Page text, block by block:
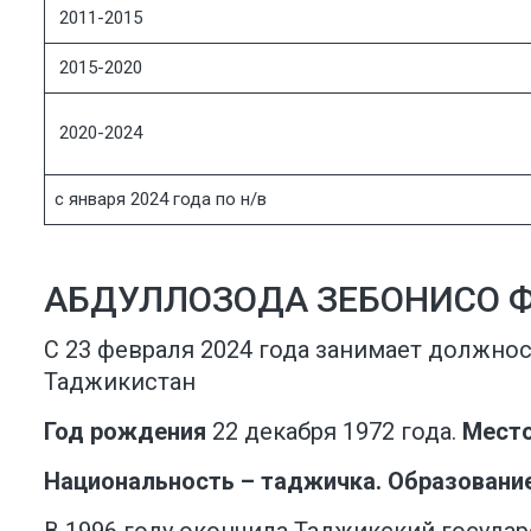
2011-2015
2015-2020
2020-2024
с января 2024 года по н/в
АБДУЛЛОЗОДА ЗЕБОНИСО
С 23 февраля 2024 года занимает
Таджикистан
Год рождения 22 декабря 1972 года.
Национальность – таджичка.